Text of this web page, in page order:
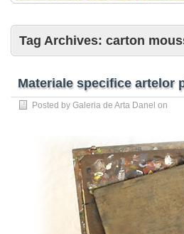
Tag Archives: carton
Materiale specifice artelor
Posted by Galeria de Arta Danel on